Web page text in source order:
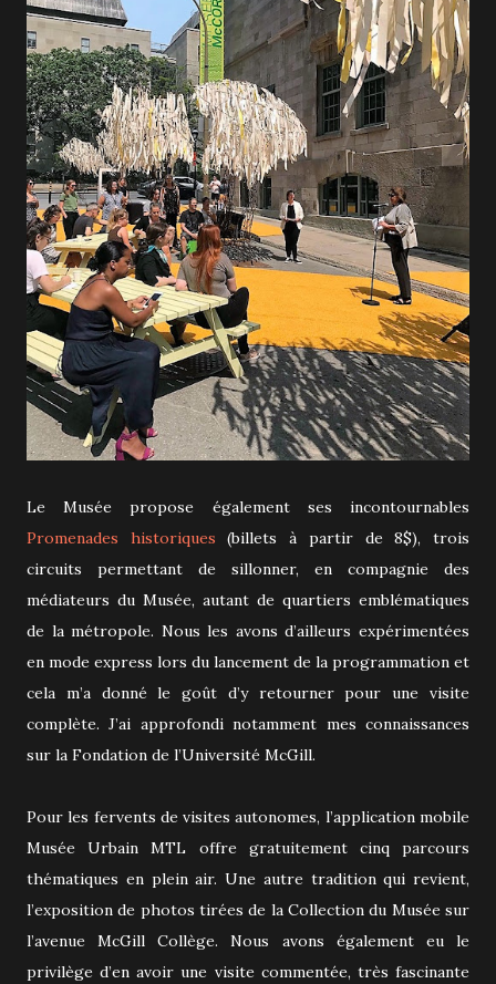
Le Musée propose également ses incontournables
Promenades historiques (billets à partir de 8$), trois
circuits permettant de sillonner, en compagnie des
médiateurs du Musée, autant de quartiers emblématiques
de la métropole. Nous les avons d’ailleurs expérimentées
en mode express lors du lancement de la programmation et
cela m’a donné le goût d’y retourner pour une visite
complète. J’ai approfondi notamment mes connaissances
sur la Fondation de l’Université McGill.
Pour les fervents de visites autonomes, l’application mobile
Musée Urbain MTL offre gratuitement cinq parcours
thématiques en plein air. Une autre tradition qui revient,
l’exposition de photos tirées de la Collection du Musée sur
l’avenue McGill Collège. Nous avons également eu le
privilège d’en avoir une visite commentée, très fascinante